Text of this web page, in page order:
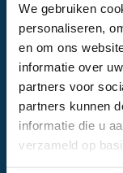
We gebruiken
personaliseren,
en om ons
informatie over
partners voor
partners kunnen
informatie die u
verzameld op
EVENTS
Kalender
Bedrijven
Impressie